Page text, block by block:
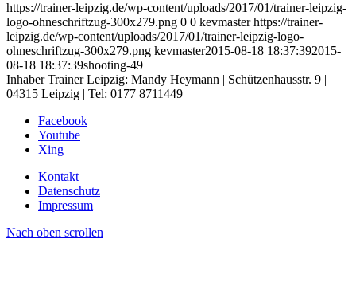
https://trainer-leipzig.de/wp-content/uploads/2017/01/trainer-leipzig-
logo-ohneschriftzug-300x279.png 0 0 kevmaster https://trainer-
leipzig.de/wp-content/uploads/2017/01/trainer-leipzig-logo-
ohneschriftzug-300x279.png kevmaster2015-08-18 18:37:392015-
08-18 18:37:39shooting-49
Inhaber Trainer Leipzig: Mandy Heymann | Schützenhausstr. 9 |
04315 Leipzig | Tel: 0177 8711449
Facebook
Youtube
Xing
Kontakt
Datenschutz
Impressum
Nach oben scrollen